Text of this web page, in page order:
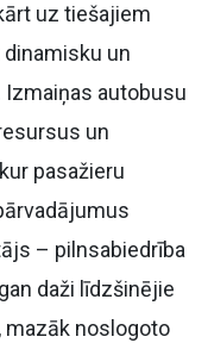
uz tiešajiem
un
autobusu
un
pasažieru
– pilnsabiedrība
daži līdzšinējie
mazāk noslogoto